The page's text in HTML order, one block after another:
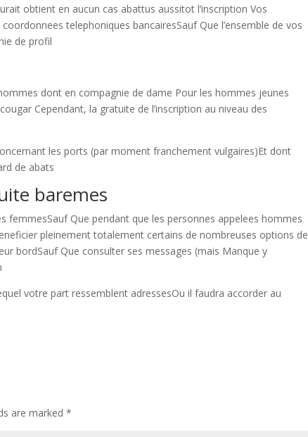
obtient en aucun cas abattus aussitot l’inscription Vos
telephoniques bancairesSauf Que l’ensemble de vos
de profil
dont en compagnie de dame Pour les hommes jeunes
Cependant, la gratuite de l’inscription au niveau des
les ports (par moment franchement vulgaires)Et dont
de abats
baremes
femmesSauf Que pendant que les personnes appelees hommes
pleinement totalement certains de nombreuses options de
bordSauf Que consulter ses messages (mais Manque y
votre part ressemblent adressesOu il faudra accorder au
are marked*